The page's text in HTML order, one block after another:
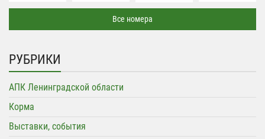
Все номера
РУБРИКИ
АПК Ленинградской области
Корма
Выставки, события